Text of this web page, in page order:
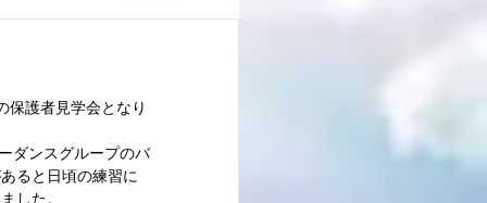
保護者見学会となり
ダンスグループのバ
ると日頃の練習に
した。